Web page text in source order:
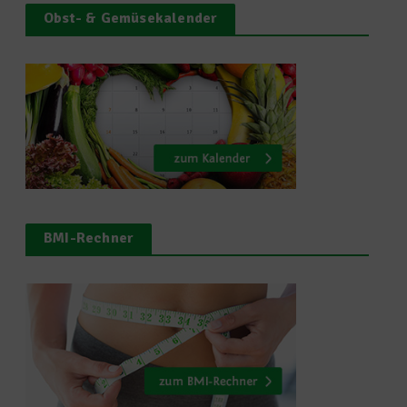
Obst- & Gemüsekalender
BMI-Rechner